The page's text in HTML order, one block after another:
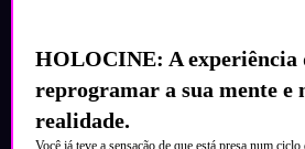
HOLOCINE: A experiência
reprogramar a sua mente e
realidade.
Você já teve a sensação de que está presa num